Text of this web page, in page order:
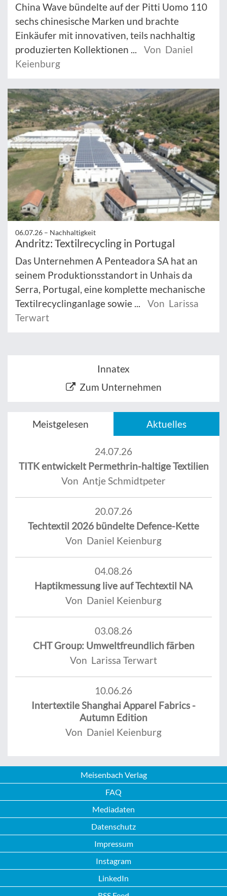
China Wave bündelte auf der Pitti Uomo 110
sechs chinesische Marken und brachte
Einkäufer mit innovativen, teils nachhaltig
produzierten Kollektionen ...
Von Daniel
Keienburg
06.07.26 – Nachhaltigkeit
Andritz: Textilrecycling in Portugal
Das Unternehmen A Penteadora SA hat an
seinem Produktionsstandort in Unhais da
Serra, Portugal, eine komplette mechanische
Textilrecyclinganlage sowie ...
Von Larissa
Terwart
Innatex
Zum Unternehmen
Meistgelesen Aktuelles
24.07.26
TITK entwickelt Permethrin-haltige Textilien
Von Antje Schmidtpeter
20.07.26
Techtextil 2026 bündelte Defence-Kette
Von Daniel Keienburg
04.08.26
Haptikmessung live auf Techtextil NA
Von Daniel Keienburg
03.08.26
CHT Group: Umweltfreundlich färben
Von Larissa Terwart
10.06.26
Intertextile Shanghai Apparel Fabrics -
Autumn Edition
Von Daniel Keienburg
Meisenbach Verlag
FAQ
Mediadaten
Datenschutz
Impressum
Instagram
LinkedIn